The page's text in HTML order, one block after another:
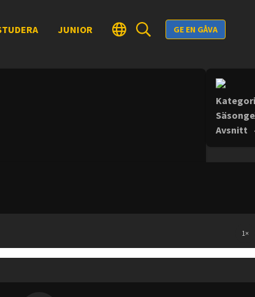
JUNIOR GE EN GÅVA
1×
Avsnitt